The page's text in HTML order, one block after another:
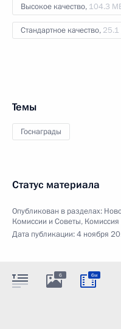
Высокое качество, 104.3
Стандартное качество,
Темы
Госнаграды
Статус материала
Опубликован в разделах:
Комиссии и Советы, Комиссия
Дата публикации:4 ноября
6 6м